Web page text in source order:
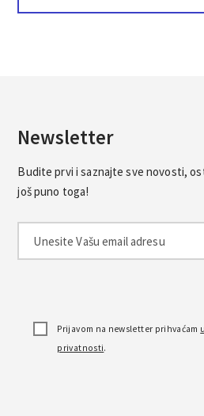
Newsletter
Budite prvi i saznajte sve novosti,
još puno toga!
Prijavom na newsletter prihvaćam
privatnosti.